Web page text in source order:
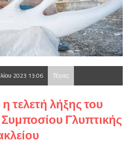
2023 13:06 Τέχνες
η τελετή λήξης του
Γλυπτικής